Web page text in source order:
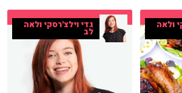
ולאה גדי וילצ'רסקי ולאה
לב